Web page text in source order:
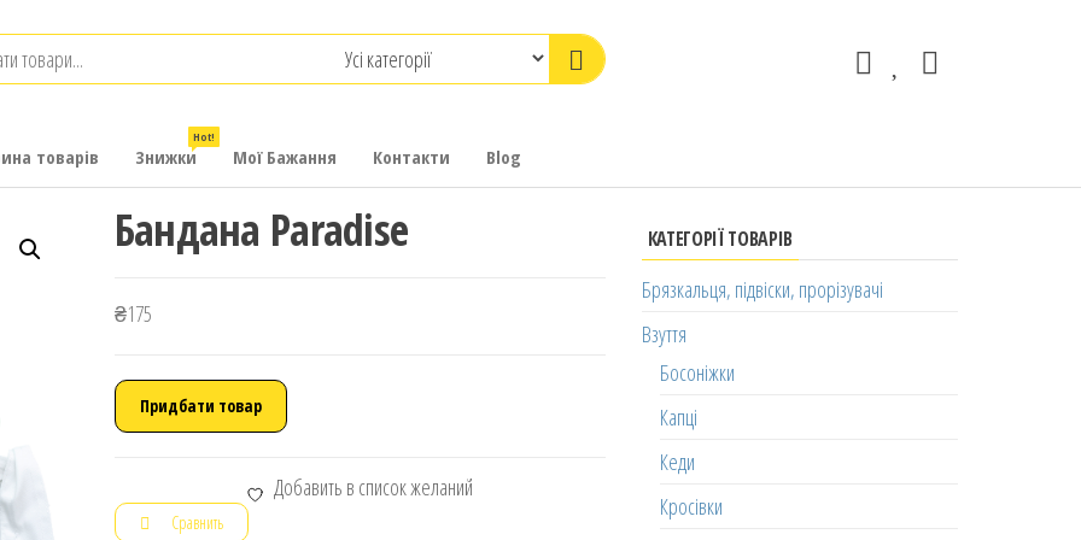
товарів Знижки
Hot!
Мої Бажання Контакти Blog
Бандана Paradise
₴175
Придбати товар
Добавить в список желаний
Сравнить
КАТЕГОРІЇ ТОВАРІВ
Брязкальця, підвіски, прорізувачі
Взуття
Босоніжки
Капці
Кеди
Кросівки